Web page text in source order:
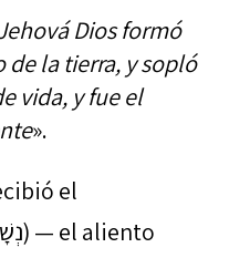
Dios formó
la tierra, y sopló
vida, y fue el
».
el